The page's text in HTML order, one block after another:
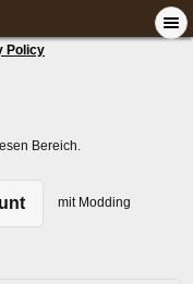
Policy
Bereich.
mit Modding